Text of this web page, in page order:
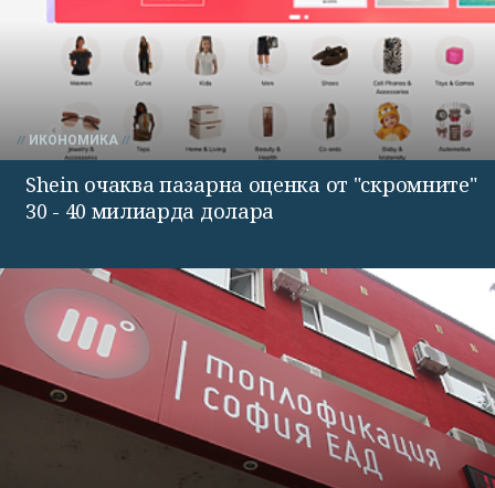
ИКОНОМИКА
Shein очаква пазарна оценка от "скромните"
30 - 40 милиарда долара